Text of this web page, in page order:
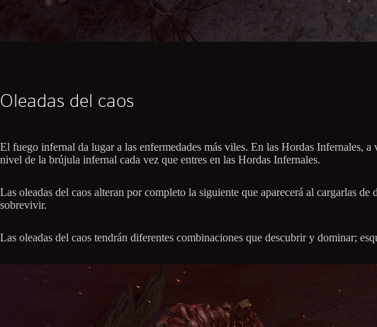
Oleadas del caos
El fuego infernal da lugar a las enfermedades más viles. En las Hordas Infernales,
nivel de la brújula infernal cada vez que entres en las Hordas Infernales.
Las oleadas del caos alteran por completo la siguiente que aparecerá al cargarlas
sobrevivir.
Las oleadas del caos tendrán diferentes combinaciones que descubrir y dominar;